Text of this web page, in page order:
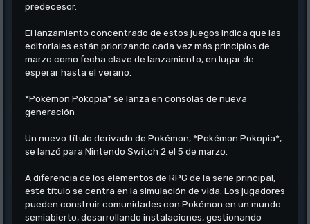
predecesor.
El lanzamiento concentrado de estos juegos indica que las
editoriales están priorizando cada vez más principios de
marzo como fecha clave de lanzamiento, en lugar de
esperar hasta el verano.
*Pokémon Pokopia* se lanza en consolas de nueva
generación
Un nuevo título derivado de Pokémon, *Pokémon Pokopia*,
se lanzó para Nintendo Switch 2 el 5 de marzo.
A diferencia de los elementos de RPG de la serie principal,
este título se centra en la simulación de vida. Los jugadores
pueden construir comunidades con Pokémon en un mundo
semiabierto, desarrollando instalaciones, gestionando